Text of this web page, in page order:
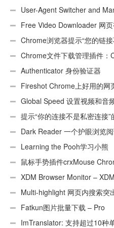
User-Agent Switcher and
UA)Free Video Downloader 网
ts文件Chrome浏览器提示“您的链
Chrome文件下载管理插件：
Authenticator 身份验证器
Fireshot Chrome上好用的网
页）Global Speed 设置视频和音
提示“你的连接不是私密连接
Dark Reader 一个护眼浏览
Learning the Pooh学习小熊
鼠标手势插件crxMouse
Chrome(TM)汉化版）
XDM Browser Monitor –
Multi-highlight 网页内搜索突
Fatkun图片批量下载 – Pro
ImTranslator: 支持超过10种